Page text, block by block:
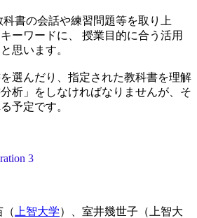
書の会話や練習問題等を取り上
ーワードに、 授業目的に合う活用
思います。
選んだり、指定された教科書を理解
析」をしなければなりませんが、そ
予定です。
3
（ 上智大学）、室井幾世子（上智大